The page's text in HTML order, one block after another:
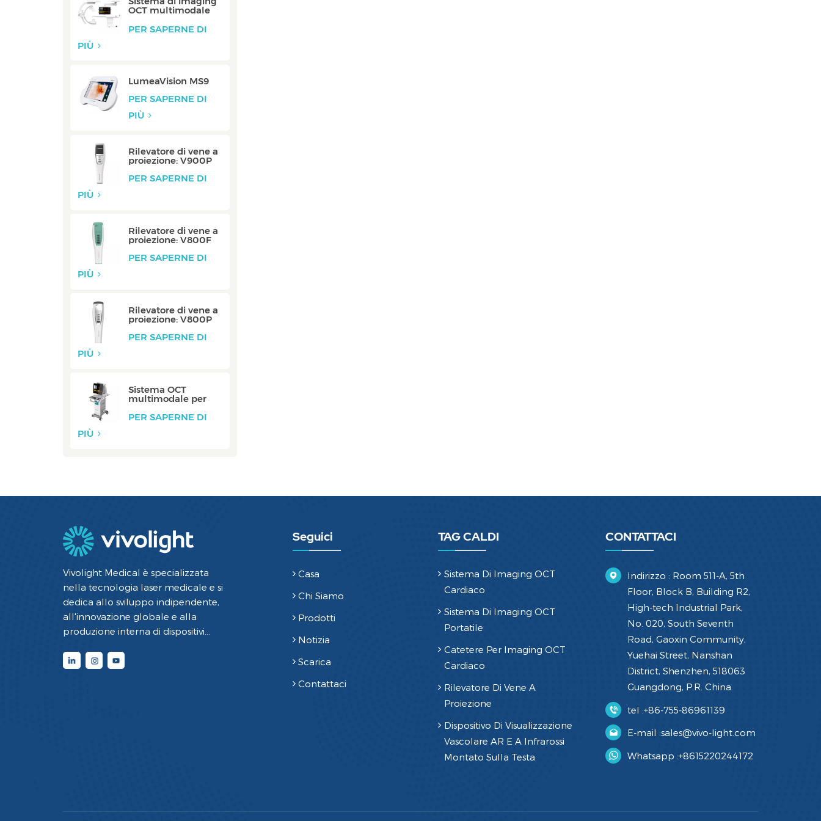
OCT multimodale
PER SAPERNE DI
PIÙ
LumeaVision MS9
PER SAPERNE DI
PIÙ
Rilevatore di vene a
proiezione: V900P
PER SAPERNE DI
PIÙ
Rilevatore di vene a
proiezione: V800F
PER SAPERNE DI
PIÙ
Rilevatore di vene a
proiezione: V800P
PER SAPERNE DI
PIÙ
Sistema OCT
multimodale per
vaso carotideo:
ZERO
PER SAPERNE DI
PIÙ
Vivolight Medical è specializzata
nella tecnologia laser medicale e si
dedica allo sviluppo indipendente,
all'innovazione globale e alla
produzione interna di dispositivi
la diagnostica e la terapia che
Seguici
Casa
Chi Siamo
Prodotti
Notizia
Scarica
Contattaci
TAG CALDI
Sistema Di Imaging OCT
Cardiaco
Sistema Di Imaging OCT
Portatile
Catetere Per Imaging OCT
Cardiaco
Rilevatore Di Vene A
Proiezione
Dispositivo Di Visualizzazione
Vascolare AR E A Infrarossi
Montato Sulla Testa
CONTATTACI
Indirizzo : Room 511-A, 5th
Floor, Block B, Building R2,
High-tech Industrial Park,
No. 020, South Seventh
Road, Gaoxin Community,
Yuehai Street, Nanshan
District, Shenzhen, 518063
Guangdong, P.R. China.
tel :+86-755-86961139
E-mail :sales@vivo-light.com
Whatsapp :+8615220244172